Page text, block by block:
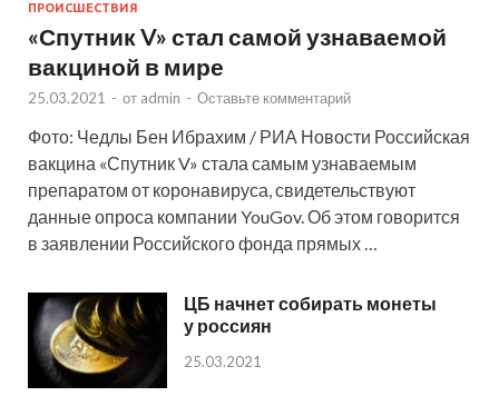
ПРОИСШЕСТВИЯ
«Спутник V» стал самой узнаваемой
вакциной в мире
25.03.2021 - от admin - Оставьте комментарий
Фото: Чедлы Бен Ибрахим / РИА Новости Российская
вакцина «Спутник V» стала самым узнаваемым
препаратом от коронавируса, свидетельствуют
данные опроса компании YouGov. Об этом говорится
в заявлении Российского фонда прямых …
ЦБ начнет собирать монеты
у россиян
25.03.2021